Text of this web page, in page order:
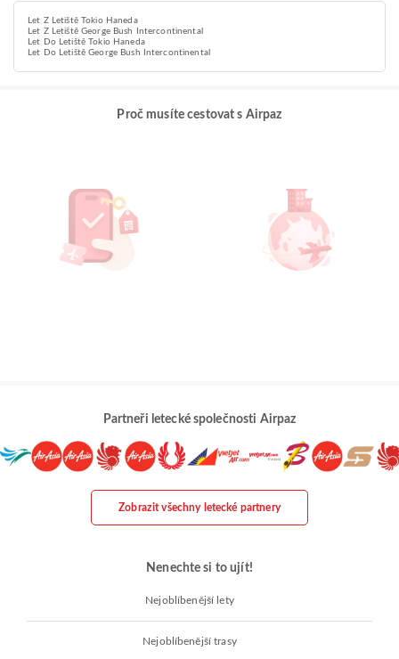
Let Z Letiště Tokio Haneda
Let Z Letiště George Bush Intercontinental
Let Do Letiště Tokio Haneda
Let Do Letiště George Bush Intercontinental
Proč musíte cestovat s Airpaz
Partneři letecké společnosti Airpaz
Zobrazit všechny letecké partnery
Nenechte si to ujít!
Nejoblíbenější lety
Nejoblíbenější trasy